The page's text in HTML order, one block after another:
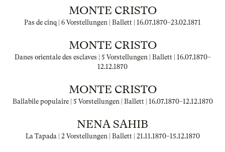
MONTE CRISTO
Pas de cinq | 6 Vorstellungen | Ballett | 16.07.1870–23.02.1871
MONTE CRISTO
Danes orientale des esclaves | 5 Vorstellungen | Ballett | 16.07.1870–
12.12.1870
MONTE CRISTO
Ballabile populaire | 5 Vorstellungen | Ballett | 16.07.1870–12.12.1870
NENA SAHIB
La Tapada | 2 Vorstellungen | Ballett | 21.11.1870–15.12.1870